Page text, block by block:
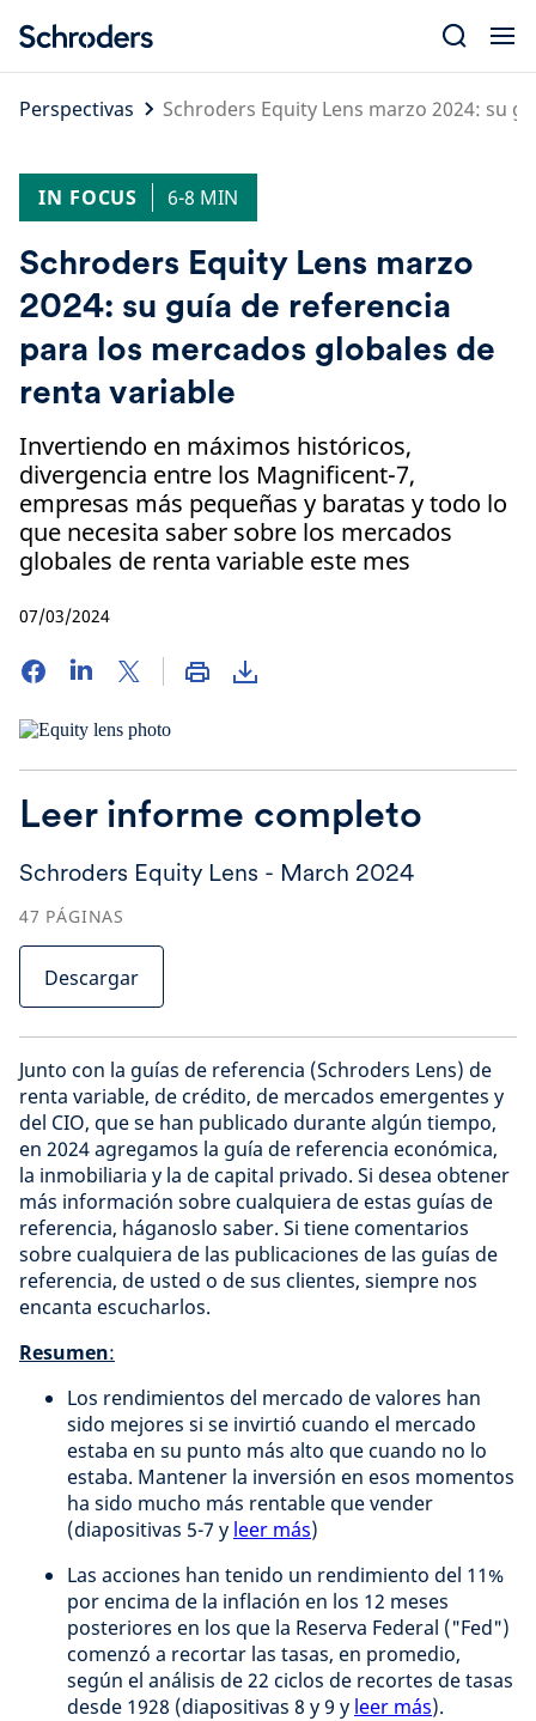
content
Perspectivas
Schroders Equity Lens marzo 2024: su
IN FOCUS 6-8 MIN
Schroders Equity Lens marzo
2024: su guía de referencia
para los mercados globales de
renta variable
Invertiendo en máximos históricos,
divergencia entre los Magnificent-7,
empresas más pequeñas y baratas y todo lo
que necesita saber sobre los mercados
globales de renta variable este mes
07/03/2024
Leer informe completo
Schroders Equity Lens - March 2024
47 PÁGINAS
Descargar
Junto con la guías de referencia (Schroders Lens) de
renta variable, de crédito, de mercados emergentes y
del CIO, que se han publicado durante algún tiempo,
en 2024 agregamos la guía de referencia económica,
la inmobiliaria y la de capital privado. Si desea obtener
más información sobre cualquiera de estas guías de
referencia, háganoslo saber. Si tiene comentarios
sobre cualquiera de las publicaciones de las guías de
referencia, de usted o de sus clientes, siempre nos
encanta escucharlos.
Resumen:
Los rendimientos del mercado de valores han
sido mejores si se invirtió cuando el mercado
estaba en su punto más alto que cuando no lo
estaba. Mantener la inversión en esos momentos
ha sido mucho más rentable que vender
(diapositivas 5-7 y leer más)
Las acciones han tenido un rendimiento del 11%
por encima de la inflación en los 12 meses
posteriores en los que la Reserva Federal ("Fed")
comenzó a recortar las tasas, en promedio,
según el análisis de 22 ciclos de recortes de tasas
desde 1928 (diapositivas 8 y 9 y leer más).